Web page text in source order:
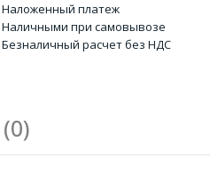
Наложенный платеж
Наличными при самовывозе
Безналичный расчет без НДС